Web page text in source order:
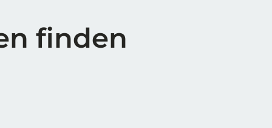
finden